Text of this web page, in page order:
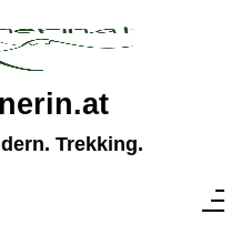
Trekking.